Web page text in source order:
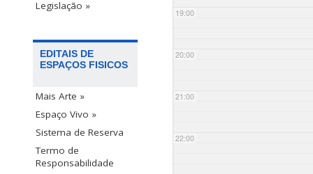
Legislação »
EDITAIS DE
ESPAÇOS FISICOS
Mais Arte »
Espaço Vivo »
Sistema de Reserva
Termo de
Responsabilidade
19:00
20:00
21:00
22:00